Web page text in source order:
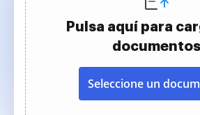
Pulsa aquí para
documentos
Seleccione un